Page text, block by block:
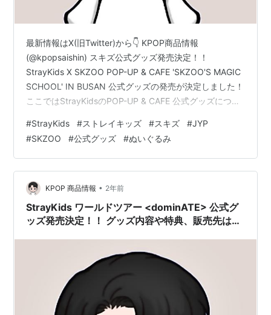
最新情報はX(旧Twitter)から👇 KPOP商品情報
(@kpopsaishin) スキズ公式グッズ発売決定！！
StrayKids X SKZOO POP-UP & CAFE 'SKZOO'S MAGIC
SCHOOL' IN BUSAN 公式グッズの発売が決定しました！
ここではStrayKidsのPOP-UP & CAFE 公式グッズについ
ト TikTokの軽量版｢TikTok Lite｣を紹介！ ｢TikTok Lite｣は
TikTokより容量が小さく、データ通信量も少ないため、
スマホの容量が少ない方やデータ通信料を節約したい
方…
#StrayKids #ストレイキッズ #スキズ #JYP
#SKZOO #公式グッズ #ぬいぐるみ
KPOP 商品情報 • 2年前
StrayKids ワールドツアー <dominATE> 公式グ
ッズ発売決定！！ グッズ内容や特典、販売先は？